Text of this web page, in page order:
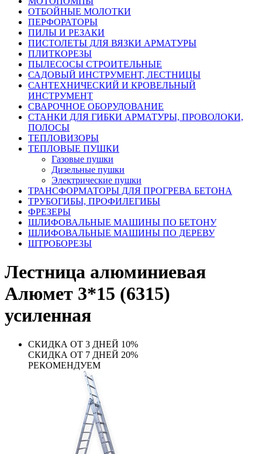
ОТБОЙНЫЕ МОЛОТКИ
ПЕРФОРАТОРЫ
ПИЛЫ И РЕЗАКИ
ПИСТОЛЕТЫ ДЛЯ ВЯЗКИ АРМАТУРЫ
ПЛИТКОРЕЗЫ
ПЫЛЕСОСЫ СТРОИТЕЛЬНЫЕ
САДОВЫЙ ИНСТРУМЕНТ, ЛЕСТНИЦЫ
САНТЕХНИЧЕСКИЙ И КРОВЕЛЬНЫЙ
ИНСТРУМЕНТ
СВАРОЧНОЕ ОБОРУДОВАНИЕ
СТАНКИ ДЛЯ ГИБКИ АРМАТУРЫ, ПРОВОЛОКИ,
ПОЛОСЫ
ТЕПЛОВИЗОРЫ
ТЕПЛОВЫЕ ПУШКИ
Газовые пушки
Дизельные пушки
Электрические пушки
ТРАНСФОРМАТОРЫ ДЛЯ ПРОГРЕВА БЕТОНА
ТРУБОГИБЫ, ПРОФИЛЕГИБЫ
ФРЕЗЕРЫ
ШЛИФОВАЛЬНЫЕ МАШИНЫ ПО БЕТОНУ
ШЛИФОВАЛЬНЫЕ МАШИНЫ ПО ДЕРЕВУ
ШТРОБОРЕЗЫ
Лестница алюминиевая
Алюмет 3*15 (6315)
усиленная
СКИДКА ОТ 3 ДНЕЙ 10%
СКИДКА ОТ 7 ДНЕЙ 20%
РЕКОМЕНДУЕМ